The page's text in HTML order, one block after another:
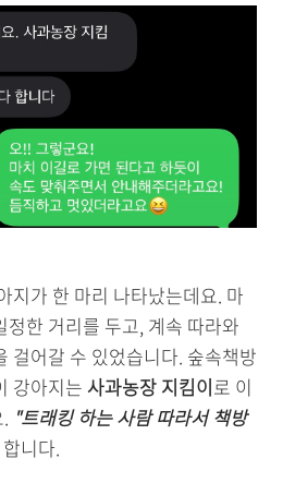
지가 한 마리 나타났는데요. 마
한 거리를 두고, 계속 따라와
걸어갈 수 있었습니다. 숲속책방
강아지는 사과농장 지킴이로 이
"트래킹 하는 사람 따라서 책방
니다.